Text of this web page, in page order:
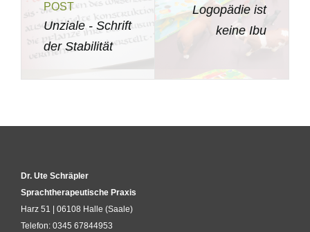
POST
Unziale - Schrift
der Stabilität
Logopädie ist
keine Ibu
Dr. Ute Schräpler
Sprachtherapeutische Praxis
Harz 51 | 06108 Halle (Saale)
Telefon: 0345 67844953